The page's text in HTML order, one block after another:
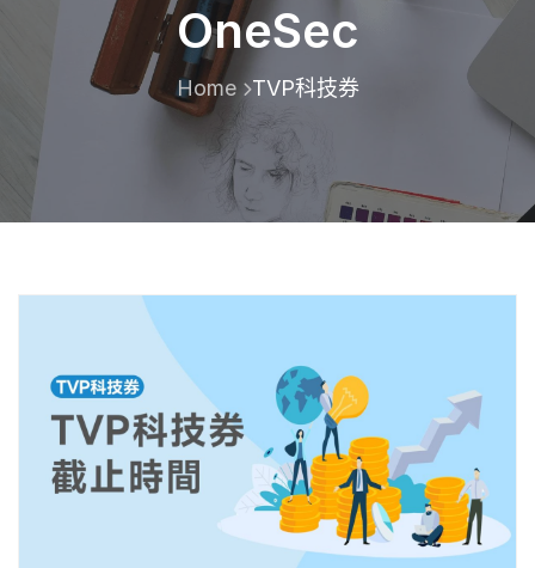
OneSec
Home TVP科技券